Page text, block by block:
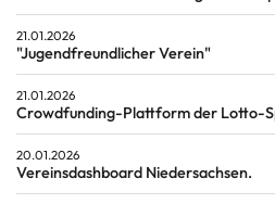
21.01.2026
"Jugendfreundlicher Verein"
21.01.2026
Crowdfunding-Plattform der Lotto-
20.01.2026
Vereinsdashboard Niedersachsen.